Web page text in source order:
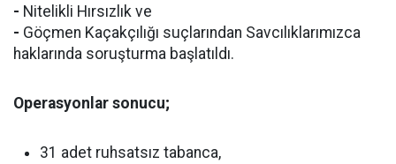
- Nitelikli Hırsızlık ve
- Göçmen Kaçakçılığı suçlarından Savcılıklarımızca
haklarında soruşturma başlatıldı.
Operasyonlar sonucu;
31 adet ruhsatsız tabanca,